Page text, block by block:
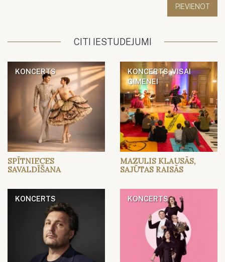
CITI IESTUDĒJUMI
KONCERTS
SPĪTNIECES
SAVALDĪŠANA
KONCERTS, VISAI
ĢIMENEI
MAZULIS KLAUSĀS,
SAJŪTAS RAISĀS
KONCERTS KONCERTS